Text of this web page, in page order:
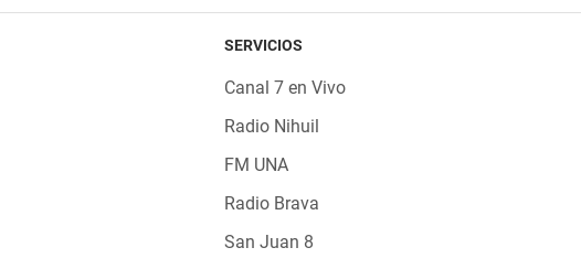
SERVICIOS
Canal 7 en Vivo
Radio Nihuil
FM UNA
Radio Brava
San Juan 8